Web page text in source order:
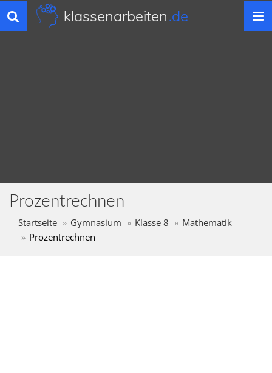
Toggle
navigation
klassenarbeiten.de
Prozentrechnen
Startseite Gymnasium Klasse 8
Mathematik
Prozentrechnen